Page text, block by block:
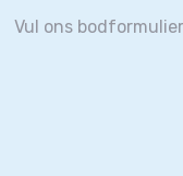
Vul ons